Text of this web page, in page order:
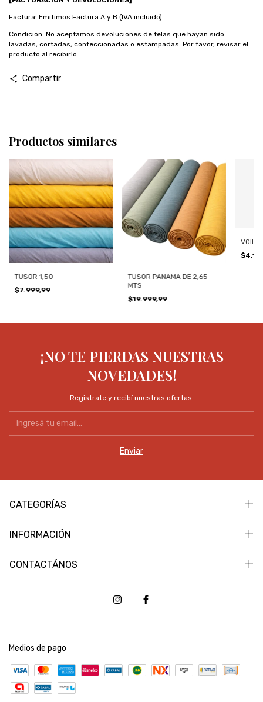
Factura: Emitimos Factura A y B (IVA incluido).
Condición: No aceptamos devoluciones de telas que hayan sido
lavadas, cortadas, confeccionadas o estampadas. Por favor, revisar el
producto al recibirlo.
Compartir
Productos similares
TUSOR 1,50
$7.999,99
TUSOR PANAMA DE 2,65
MTS
$19.999,99
VOILE
¡NO TE PIERDAS NUESTRAS
NOVEDADES!
Registrate y recibí nuestras ofertas.
CATEGORÍAS
INFORMACIÓN
CONTACTÁNOS
Medios de pago